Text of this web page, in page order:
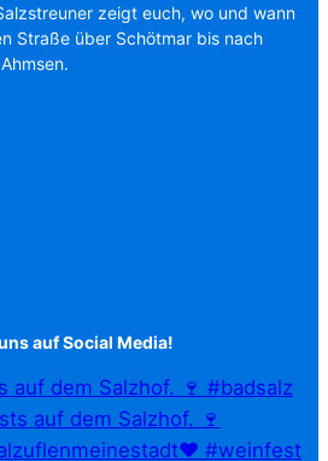
zeigt euch, wo und wann
Straße über Schötmar bis nach
auf Social Media!
auf dem Salzhof. 🍷 #badsalz